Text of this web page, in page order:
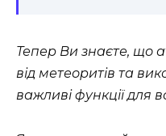
Тепер Ви знаєте, що
від метеоритів та
важливі функції для